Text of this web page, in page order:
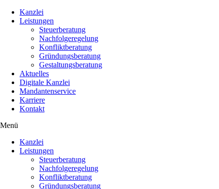
Kanzlei
Leistungen
Steuerberatung
Nachfolgeregelung
Konfliktberatung
Gründungsberatung
Gestaltungsberatung
Aktuelles
Digitale Kanzlei
Mandantenservice
Karriere
Kontakt
Menü
Kanzlei
Leistungen
Steuerberatung
Nachfolgeregelung
Konfliktberatung
Gründungsberatung